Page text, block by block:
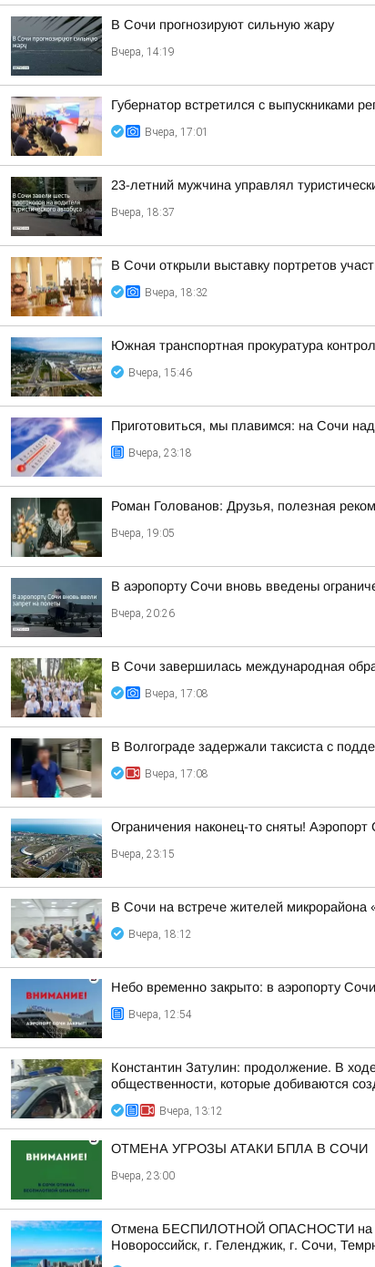
В Сочи прогнозируют сильную жару
Вчера, 14:19
Губернатор встретился с выпускниками
Вчера, 17:01
23-летний мужчина управлял
Вчера, 18:37
В Сочи открыли выставку портретов
Вчера, 18:32
Южная транспортная прокуратура
Вчера, 15:46
Приготовиться, мы плавимся: на Сочи
Вчера, 23:18
Роман Голованов: Друзья, полезная
Вчера, 19:05
В аэропорту Сочи вновь введены
Вчера, 20:26
В Сочи завершилась международная
Вчера, 17:08
В Волгограде задержали таксиста с
Вчера, 17:08
Ограничения наконец-то сняты!
Вчера, 23:15
В Сочи на встрече жителей микрорайона
Вчера, 18:12
Небо временно закрыто: в аэропорту
Вчера, 12:54
Константин Затулин: продолжение. В
общественности, которые добиваются
Вчера, 13:12
ОТМЕНА УГРОЗЫ АТАКИ БПЛА В СОЧИ
Вчера, 23:00
Отмена БЕСПИЛОТНОЙ ОПАСНОСТИ на
Новороссийск, г. Геленджик, г. Сочи,